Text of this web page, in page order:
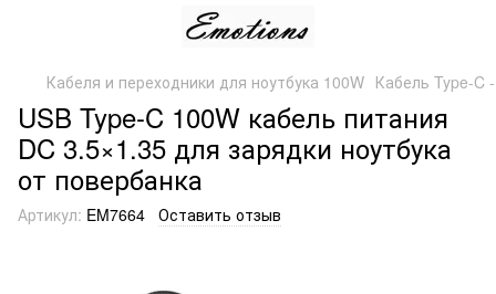
Кабеля и переходники для ноутбука 100W Кабель Type-C
USB Type-C 100W кабель питания
DC 3.5×1.35 для зарядки ноутбука
от повербанка
Артикул: EM7664 Оставить отзыв